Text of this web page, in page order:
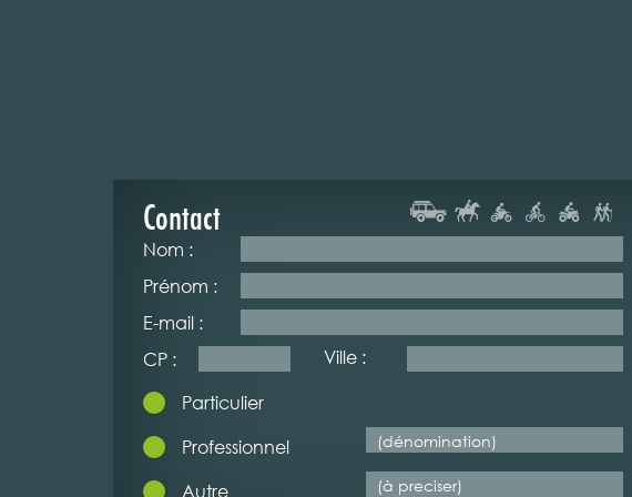
Contact
Nom :
Prénom :
E-mail :
CP :
Ville :
Particulier
Professionnel
Autre